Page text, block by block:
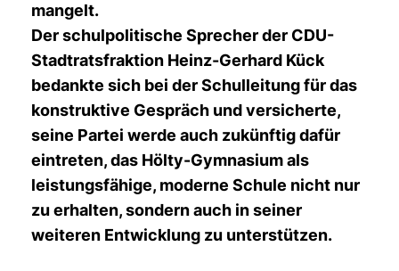
mangelt.
Der schulpolitische Sprecher der CDU-
Stadtratsfraktion Heinz-Gerhard Kück
bedankte sich bei der Schulleitung für das
konstruktive Gespräch und versicherte,
seine Partei werde auch zukünftig dafür
eintreten, das Hölty-Gymnasium als
leistungsfähige, moderne Schule nicht nur
zu erhalten, sondern auch in seiner
weiteren Entwicklung zu unterstützen.